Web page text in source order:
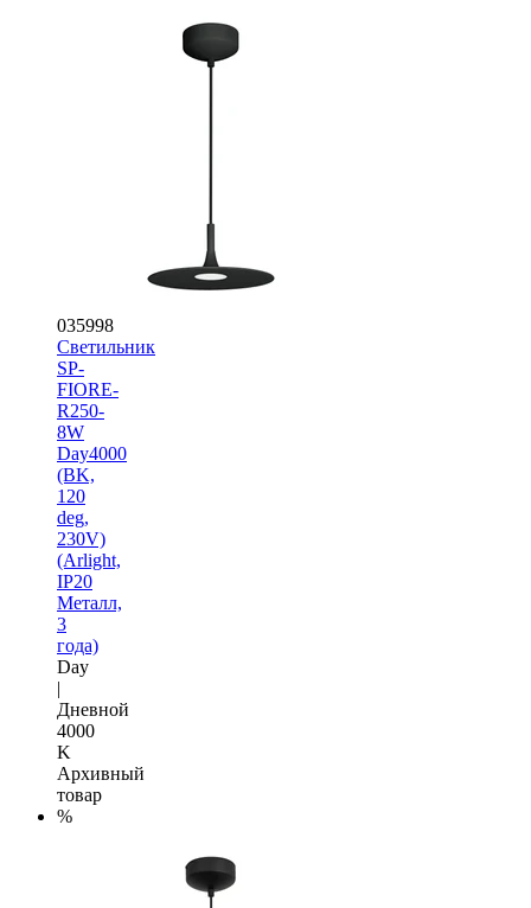
035998
Светильник
SP-
FIORE-
R250-
8W
Day4000
(BK,
120
deg,
230V)
(Arlight,
IP20
Металл,
3
года)
Day
|
Дневной
4000
K
Архивный
товар
%